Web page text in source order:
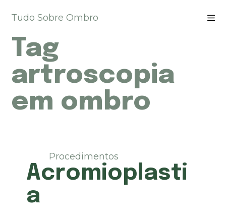
u
a
a
a
o
Tudo Sobre Ombro
Tag
artroscopia
em ombro
Procedimentos
Acromioplasti
a